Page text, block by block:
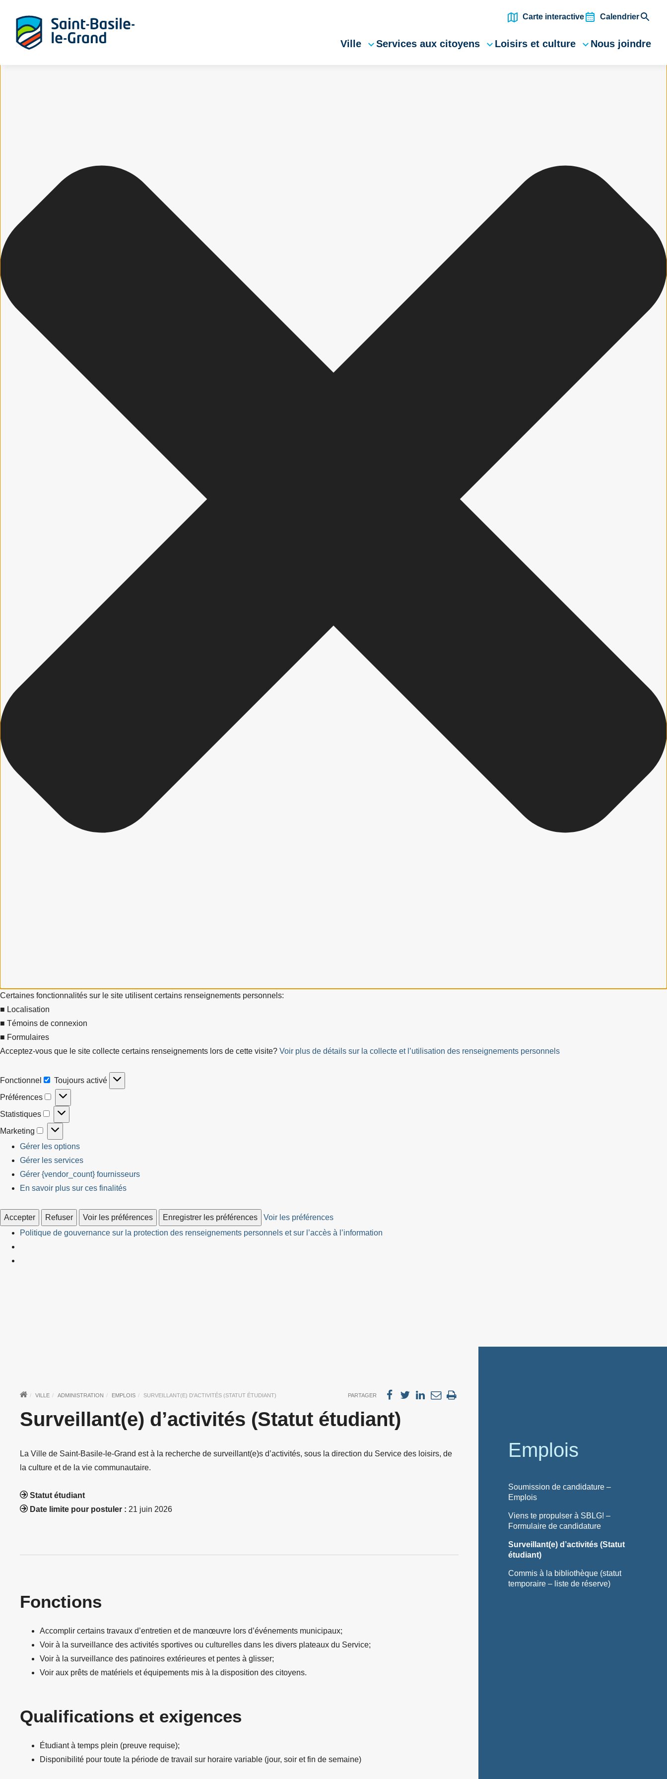
Certaines fonctionnalités sur le site utilisent certains renseignements personnels:
■ Localisation
■ Témoins de connexion
■ Formulaires
Acceptez-vous que le site collecte certains renseignements lors de cette visite? Voir plus de détails sur la collecte et l’utilisation des renseignements personnels
Fonctionnel
Fonctionnel
Toujours activé
Préférences
Préférences
Statistiques
Statistiques
Marketing
Marketing
Gérer les options
Gérer les services
Gérer {vendor_count} fournisseurs
En savoir plus sur ces finalités
Accepter Refuser Voir les préférences Enregistrer les préférences
Voir les préférences
Politique de gouvernance sur la protection des renseignements personnels et sur l’accès à l’information
Carte interactive Calendrier
Ville Services aux citoyens Loisirs et culture Nous joindre
PARTAGER
VILLE ADMINISTRATION EMPLOIS SURVEILLANT(E) D’ACTIVITÉS (STATUT ÉTUDIANT)
Surveillant(e) d’activités (Statut étudiant)
La Ville de Saint-Basile-le-Grand est à la recherche de surveillant(e)s d’activités, sous la direction du Service des loisirs, de
la culture et de la vie communautaire.
Statut étudiant
Date limite pour postuler : 21 juin 2026
Fonctions
Accomplir certains travaux d’entretien et de manœuvre lors d’événements municipaux;
Voir à la surveillance des activités sportives ou culturelles dans les divers plateaux du Service;
Voir à la surveillance des patinoires extérieures et pentes à glisser;
Voir aux prêts de matériels et équipements mis à la disposition des citoyens.
Qualifications et exigences
Étudiant à temps plein (preuve requise);
Disponibilité pour toute la période de travail sur horaire variable (jour, soir et fin de semaine)
Emplois
Soumission de candidature –
Emplois
Viens te propulser à SBLG! –
Formulaire de candidature
Surveillant(e) d’activités (Statut
étudiant)
Commis à la bibliothèque (statut
temporaire – liste de réserve)